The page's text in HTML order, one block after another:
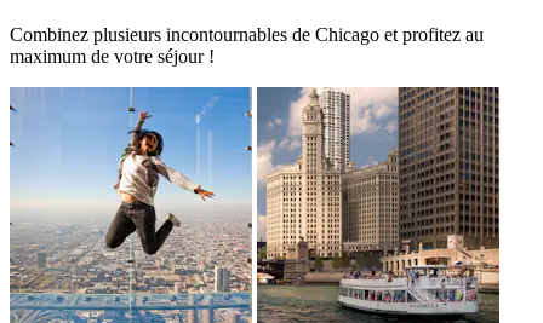
Combinez plusieurs incontournables de Chicago et profitez au
maximum de votre séjour !